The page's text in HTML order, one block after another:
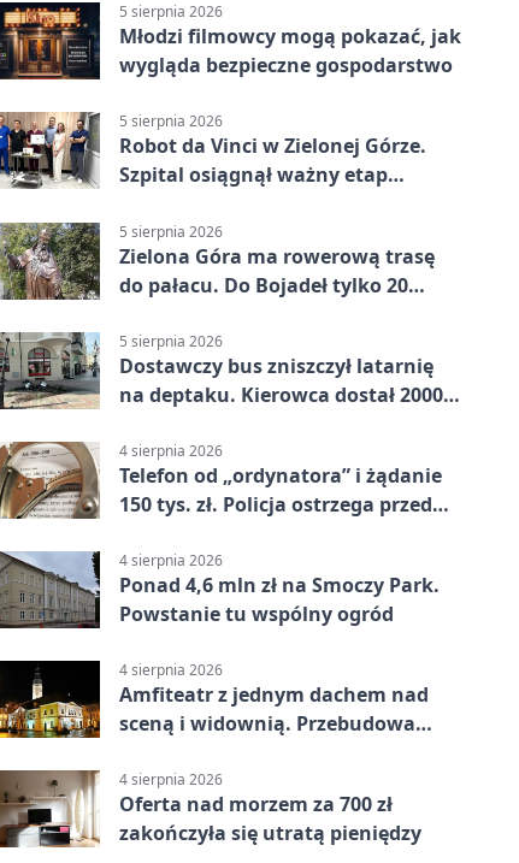
5 sierpnia 2026
Młodzi filmowcy mogą pokazać, jak
wygląda bezpieczne gospodarstwo
5 sierpnia 2026
Robot da Vinci w Zielonej Górze.
Szpital osiągnął ważny etap
5 sierpnia 2026
Zielona Góra ma rowerową trasę
do pałacu. Do Bojadeł tylko 20
5 sierpnia 2026
Dostawczy bus zniszczył latarnię
na deptaku. Kierowca dostał 2000
4 sierpnia 2026
Telefon od „ordynatora” i żądanie
150 tys. zł. Policja ostrzega przed
4 sierpnia 2026
Ponad 4,6 mln zł na Smoczy Park.
Powstanie tu wspólny ogród
4 sierpnia 2026
Amfiteatr z jednym dachem nad
sceną i widownią. Przebudowa
4 sierpnia 2026
Oferta nad morzem za 700 zł
zakończyła się utratą pieniędzy